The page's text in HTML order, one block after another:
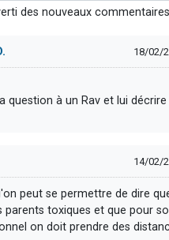
des nouveaux commentaires
18/02/
question à un Rav et lui décrire
14/02/
peut se permettre de dire
parents toxiques et que pour
on doit prendre des